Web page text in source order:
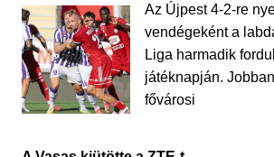
Az Újpest 4-2-re
vendégeként a
Liga harmadik
játéknapján.
fővárosi